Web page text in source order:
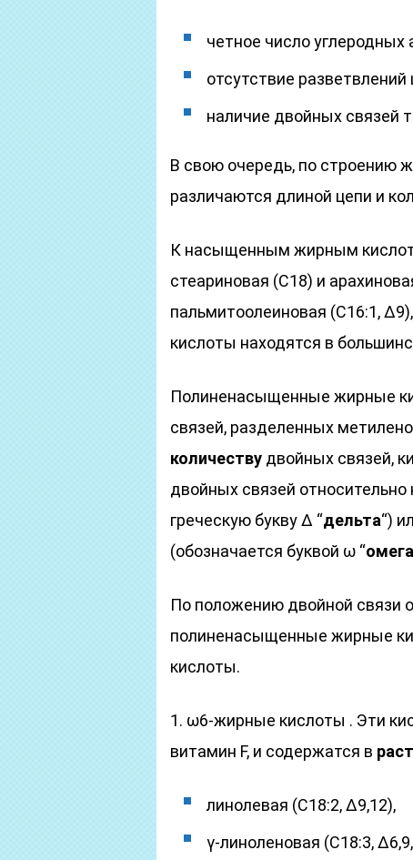
четное число углеродных
отсутствие разветвлений
наличие двойных связей
В свою очередь, по строению
различаются длиной цепи и
К насыщенным жирным
стеариновая (С18) и
пальмитоолеиновая (С16:1,
кислоты находятся в
Полиненасыщенные жирные
связей, разделенных
количеству двойных связей,
двойных связей относительно
греческую букву Δ “дельта“)
(обозначается буквой ω “омега
По положению двойной связи
полиненасыщенные жирные
кислоты.
1. ω6-жирные кислоты . Эти
витамин F, и содержатся в
линолевая (С18:2, Δ9,12),
γ-линоленовая (С18:3,